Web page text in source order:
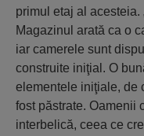
primul etaj al acesteia.
Magazinul arată ca o
iar camerele sunt
construite iniţial. O
elementele iniţiale, de
fost păstrate. Oamenii
interbelică, ceea ce